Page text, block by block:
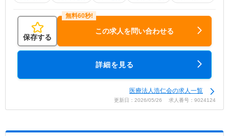
保存する
この求人を問い合わせる
詳細を見る
医療法人浩仁会の求人一覧
更新日：2026/05/26 求人番号：9024124